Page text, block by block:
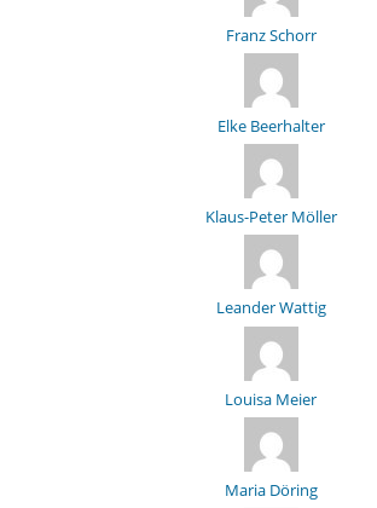
Franz Schorr
Elke Beerhalter
Klaus-Peter Möller
Leander Wattig
Louisa Meier
Maria Döring